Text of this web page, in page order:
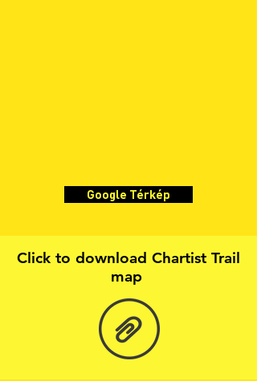
Google Térkép
Click to download Chartist Trail
map